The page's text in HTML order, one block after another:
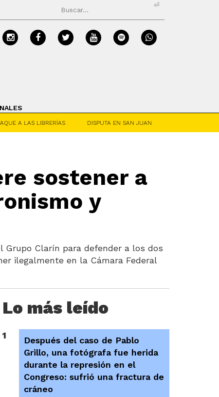
⏎
A LAS LIBRERÍAS DISPUTA EN SAN JUAN
sostener a
y
Grupo Clarín para defender a los dos
ilegalmente en la Cámara Federal
Lo más leído
1
Después del caso de Pablo
Grillo, una fotógrafa fue herida
durante la represión en el
Congreso: sufrió una fractura de
cráneo